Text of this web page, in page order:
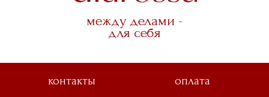
между делами -
для себя
контакты
оплата